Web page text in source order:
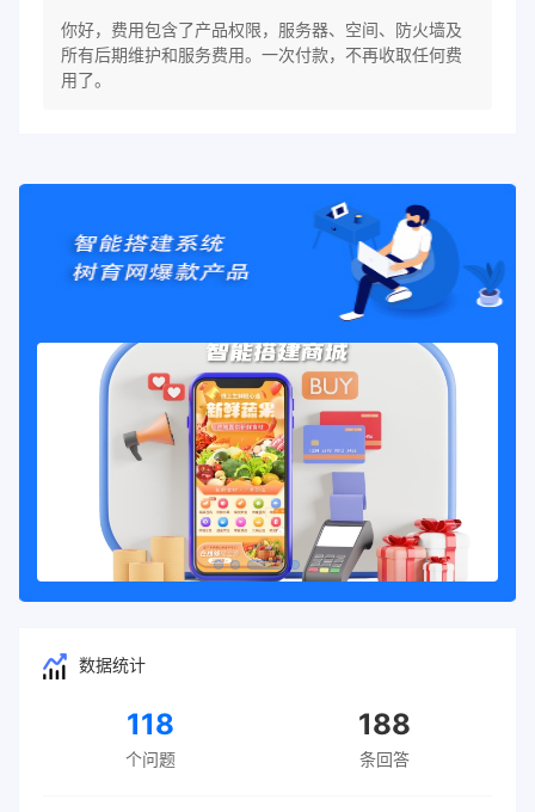
你好，费用包含了产品权限，服务器、空间、防火墙及
所有后期维护和服务费用。一次付款，不再收取任何费
用了。
数据统计
118
个问题
188
条回答